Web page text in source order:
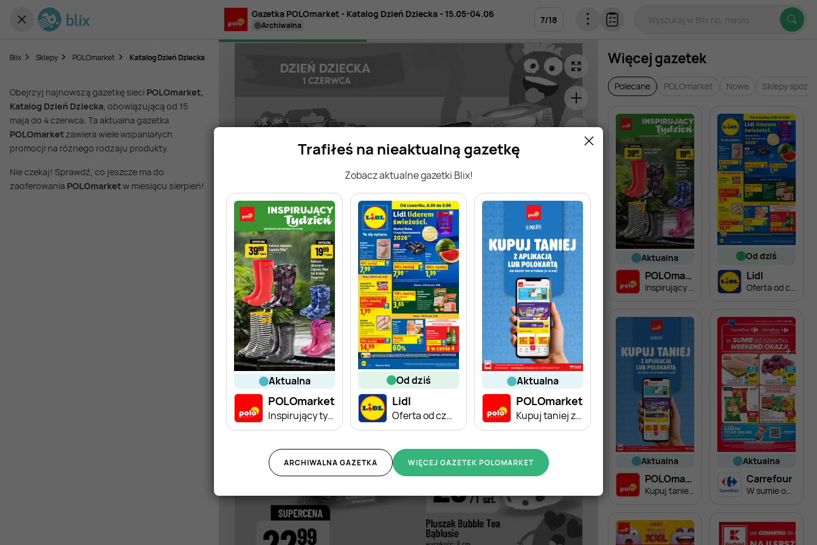
Trafiłeś na nieaktualną gazetkę
Zobacz aktualne gazetki Blix!
aktualna
POLOmarket
Inspirujący tydzień
od dziś
Lidl
Oferta od czwartku
aktualna
POLOmarket
Kupuj taniej z aplikacją lub polokartą
WIĘCEJ GAZETEK POLOMARKET
ARCHIWALNA GAZETKA
Gazetka POLOmarket - Katalog Dzień Dziecka - 15.05-04.06
archiwalna 7/18
Blix Sklepy POLOmarket Katalog Dzień Dziecka
Obejrzyj najnowszą gazetkę sieci POLOmarket,
Katalog Dzień Dziecka, obowiązującą od 15
maja do 4 czerwca. Ta aktualna gazetka
POLOmarketzawiera wiele wspaniałych
promocji na różnego rodzaju produkty.
Nie czekaj! Sprawdź, co jeszcze ma do
zaoferowania POLOmarketw miesiącu sierpień!
Więcej gazetek
Polecane POLOmarket Nowe Sklepy
aktualna
POLOmarket
Inspirujący tydzień
od dziś
Lidl
Oferta od czwartku
aktualna
POLOmarket
aktualna
Carrefour